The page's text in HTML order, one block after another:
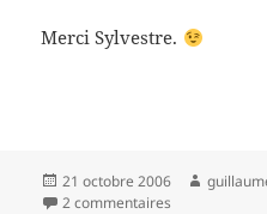
Merci Sylvestre.
Publié
le
21 octobre 2006 Auteur
2 commentaires